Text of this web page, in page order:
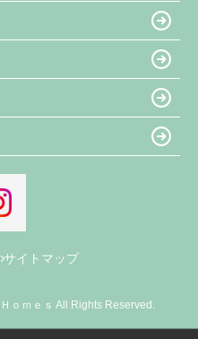
サイトマップ
ｏｍｅｓ All Rights Reserved.